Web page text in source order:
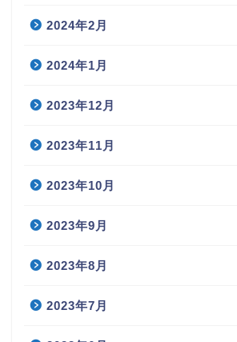
2024年2月
2024年1月
2023年12月
2023年11月
2023年10月
2023年9月
2023年8月
2023年7月